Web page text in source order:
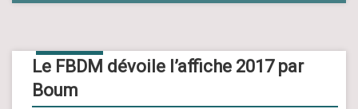
Le FBDM dévoile l’affiche 2017 par
Boum